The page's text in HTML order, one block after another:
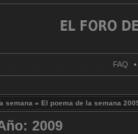
FAQ •
semana » El poema de la semana
2009